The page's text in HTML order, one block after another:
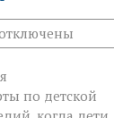
по детской